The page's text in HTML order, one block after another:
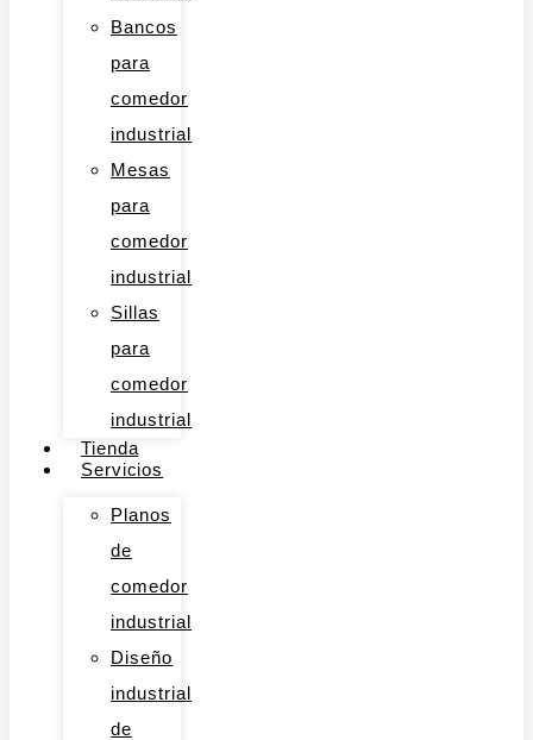
Bancos
para
comedor
industrial
Mesas
para
comedor
industrial
Sillas
para
comedor
industrial
Tienda
Servicios
Planos
de
comedor
industrial
Diseño
industrial
de